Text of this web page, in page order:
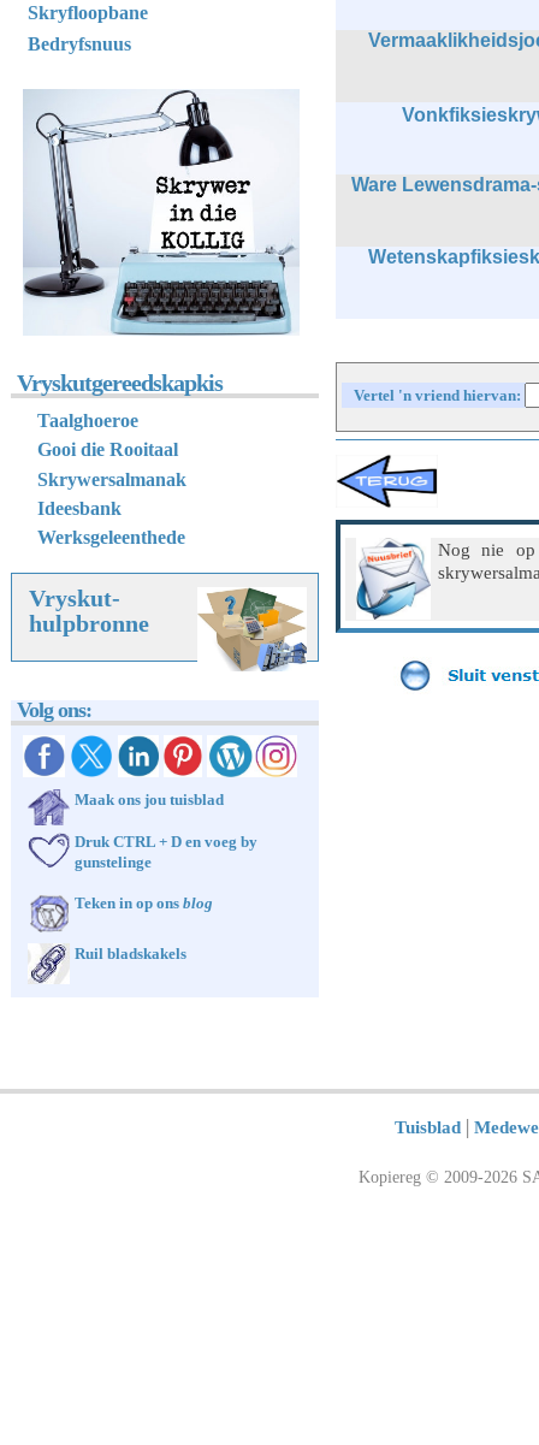
Ware
Vertel 'n vriend hiervan:
Nog nie
Skryfloopbane
Bedryfsnuus
Vryskutgereedskapkis
Taalghoeroe
Gooi die Rooitaal
Skrywersalmanak
Ideesbank
Werksgeleenthede
Vryskut-
hulpbronne
Volg ons:
Maak ons jou tuisblad
Druk CTRL + D en voeg by
gunstelinge
Teken in op ons blog
Ruil bladskakels
Tuisblad |
Kopiereg © 2009-2026